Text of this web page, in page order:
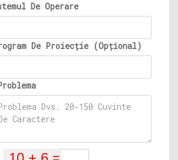
De Operare
De Proiecție (Opțional)